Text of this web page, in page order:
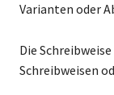
Varianten oder
Die
Schreibweisen